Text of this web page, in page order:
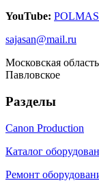
YouTube:
sajasan@mail.ru
Московская
Павловское
Разделы
Canon Production
Каталог
Ремонт